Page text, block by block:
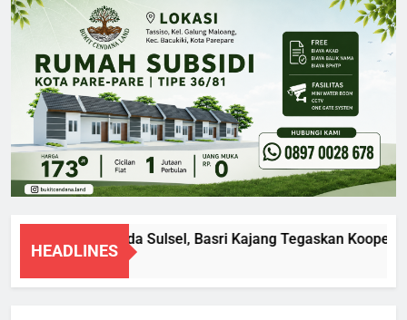
HEADLINES
Diperiksa Polda Sulsel, Basri Kajang Tegaskan
8 Agustus 2026